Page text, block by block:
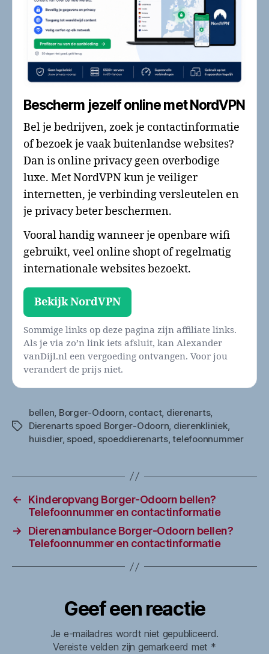
Bescherm jezelf online met NordVPN
Bel je bedrijven, zoek je contactinformatie
of bezoek je vaak buitenlandse websites?
Dan is online privacy geen overbodige
luxe. Met NordVPN kun je veiliger
internetten, je verbinding versleutelen en
je privacy beter beschermen.
Vooral handig wanneer je openbare wifi
gebruikt, veel online shopt of regelmatig
internationale websites bezoekt.
Bekijk NordVPN
Sommige links op deze pagina zijn affiliate links.
Als je via zo’n link iets afsluit, kan Alexander
vanDijl.nl een vergoeding ontvangen. Voor jou
verandert de prijs niet.
Tags
bellen, Borger-Odoorn, contact, dierenarts,
Dierenarts spoed Borger-Odoorn, dierenkliniek,
huisdier, spoed, spoeddierenarts,telefoonnummer
←
Kinderopvang Borger-Odoorn bellen?
Telefoonnummer en contactinformatie
→
Dierenambulance Borger-Odoorn bellen?
Telefoonnummer en contactinformatie
Geef een reactie
Je e-mailadres wordt niet gepubliceerd.
Vereiste velden zijn gemarkeerd met *